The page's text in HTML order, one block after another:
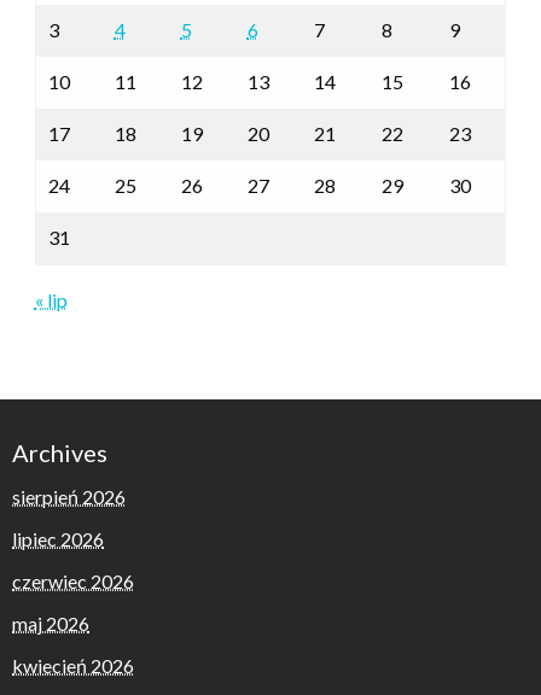
3 4 5 6 7 8 9
10 11 12 13 14 15 16
17 18 19 20 21 22 23
24 25 26 27 28 29 30
31
« lip
Archives
sierpień 2026
lipiec 2026
czerwiec 2026
maj 2026
kwiecień 2026